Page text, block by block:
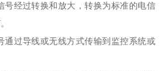
号经过转换和放大，转换为标准的电信
通过导线或无线方式传输到监控系统或